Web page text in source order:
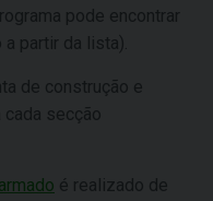
pode encontrar
partir da lista).
de construção e
cada secção
é realizado de